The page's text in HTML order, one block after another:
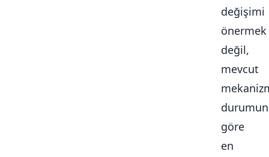
değişimi
önermek
değil,
mevcut
göre
en